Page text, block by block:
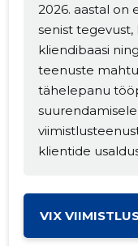
2026. aastal on
senist
kliendibaasi
teenuste
tähelepanu
klientide
VIX